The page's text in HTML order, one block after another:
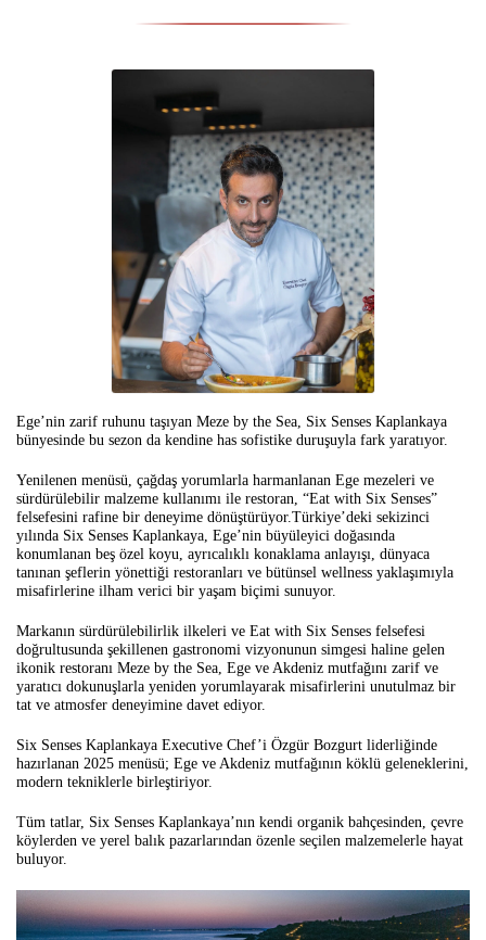
Ege’nin zarif ruhunu taşıyan Meze by the Sea, Six Senses Kaplankaya
bünyesinde bu sezon da kendine has sofistike duruşuyla fark yaratıyor.
Yenilenen menüsü, çağdaş yorumlarla harmanlanan Ege mezeleri ve
sürdürülebilir malzeme kullanımı ile restoran, “Eat with Six Senses”
felsefesini rafine bir deneyime dönüştürüyor. Türkiye’deki sekizinci
yılında Six Senses Kaplankaya, Ege’nin büyüleyici doğasında
konumlanan beş özel koyu, ayrıcalıklı konaklama anlayışı, dünyaca
tanınan şeflerin yönettiği restoranları ve bütünsel wellness yaklaşımıyla
misafirlerine ilham verici bir yaşam biçimi sunuyor.
Markanın sürdürülebilirlik ilkeleri ve Eat with Six Senses felsefesi
doğrultusunda şekillenen gastronomi vizyonunun simgesi haline gelen
ikonik restoranı Meze by the Sea, Ege ve Akdeniz mutfağını zarif ve
yaratıcı dokunuşlarla yeniden yorumlayarak misafirlerini unutulmaz bir
tat ve atmosfer deneyimine davet ediyor.
Six Senses Kaplankaya Executive Chef’i Özgür Bozgurt liderliğinde
hazırlanan 2025 menüsü; Ege ve Akdeniz mutfağının köklü geleneklerini,
modern tekniklerle birleştiriyor.
Tüm tatlar, Six Senses Kaplankaya’nın kendi organik bahçesinden, çevre
köylerden ve yerel balık pazarlarından özenle seçilen malzemelerle hayat
buluyor.